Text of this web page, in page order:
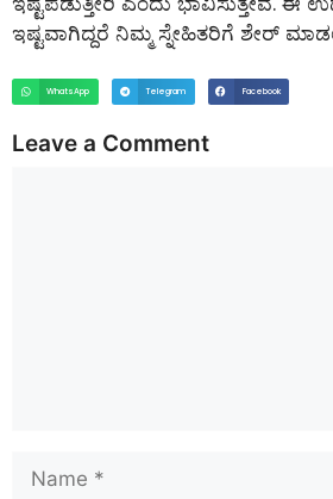
ಇಷ್ಟವಾಗಿದ್ದರೆ ನಿಮ್ಮ ಸ್ನೇಹಿತರಿಗೆ ಶೇರ್
WhatsApp Telegram Facebook
Leave a Comment